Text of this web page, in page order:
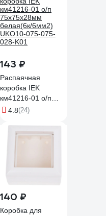
143 ₽
Распаячная
коробка IEK
км41216-01 о/п
75x75x28мм
4.8(24)
140 ₽
Коробка для